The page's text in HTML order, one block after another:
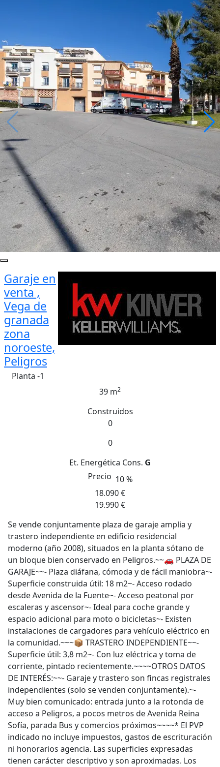
Garaje en
venta ,
Vega de
granada
zona
noroeste,
Peligros
Planta -1
39 m2
Construidos
0
0
Et. Energética Cons. G
Precio 10 %
18.090 €
19.990 €
Se vende conjuntamente plaza de garaje amplia y
trastero independiente en edificio residencial
moderno (año 2008), situados en la planta sótano de
un bloque bien conservado en Peligros.~~🚗 PLAZA DE
GARAJE~~- Plaza diáfana, cómoda y de fácil maniobra~-
Superficie construida útil: 18 m2~- Acceso rodado
desde Avenida de la Fuente~- Acceso peatonal por
escaleras y ascensor~- Ideal para coche grande y
espacio adicional para moto o bicicletas~- Existen
instalaciones de cargadores para vehículo eléctrico en
la comunidad.~~~📦 TRASTERO INDEPENDIENTE~~-
Superficie útil: 3,8 m2~- Con luz eléctrica y toma de
corriente, pintado recientemente.~~~~OTROS DATOS
DE INTERÉS:~~- Garaje y trastero son fincas registrales
independientes (solo se venden conjuntamente).~-
Muy bien comunicado: entrada junto a la rotonda de
acceso a Peligros, a pocos metros de Avenida Reina
Sofía, parada Bus y comercios próximos~~~~* El PVP
indicado no incluye impuestos, gastos de escrituración
ni honorarios agencia. Las superficies expresadas
tienen carácter descriptivo y son aproximadas. Los